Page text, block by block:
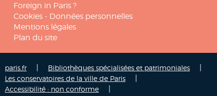
Foreign in Paris ?
Cookies - Données personnelles
Mentions légales
Plan du site
paris.fr Bibliothèques spécialisées et patrimoniales
Les conservatoires de la ville de Paris
Accessibilité : non conforme